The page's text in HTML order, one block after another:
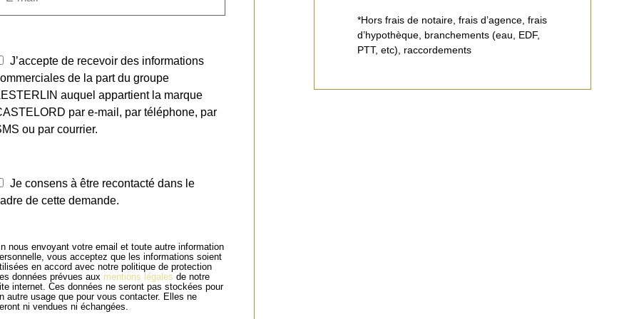
J’accepte de recevoir des informations
de la part du groupe
auquel appartient la marque
par e-mail, par téléphone, par
ou par courrier.
Je consens à être recontacté dans le
de cette demande.
nous envoyant votre email et toute autre information
vous acceptez que les informations soient
en accord avec notre politique de protection
données prévues aux mentions légales de notre
internet. Ces données ne seront pas stockées pour
autre usage que pour vous contacter. Elles ne
ni vendues ni échangées.
*Hors frais de notaire, frais d’agence, frais
d’hypothèque, branchements (eau, EDF,
PTT, etc), raccordements